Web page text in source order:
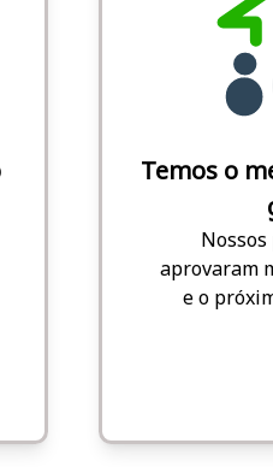
Temos o
aprovaram
e o